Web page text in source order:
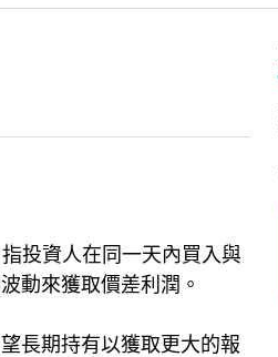
指投資人在同一天內買入與
動來獲取價差利潤。
長期持有以獲取更大的報